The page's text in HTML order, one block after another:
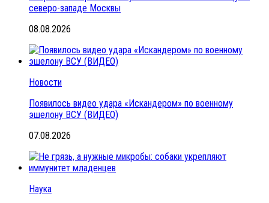
северо-западе Москвы
08.08.2026
Новости
Появилось видео удара «Искандером» по военному
эшелону ВСУ (ВИДЕО)
07.08.2026
Наука